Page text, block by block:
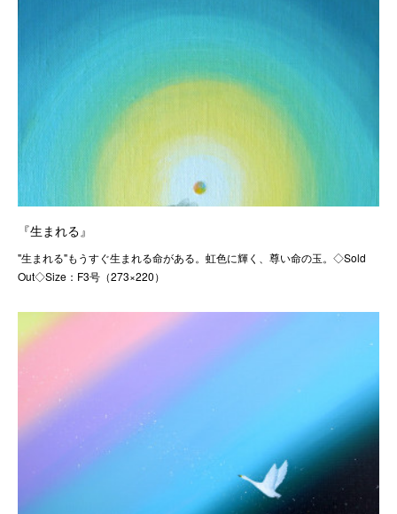
『生まれる』
"生まれる"もうすぐ生まれる命がある。虹色に輝く、尊い命の玉。◇Sold
Out◇Size：F3号（273×220）